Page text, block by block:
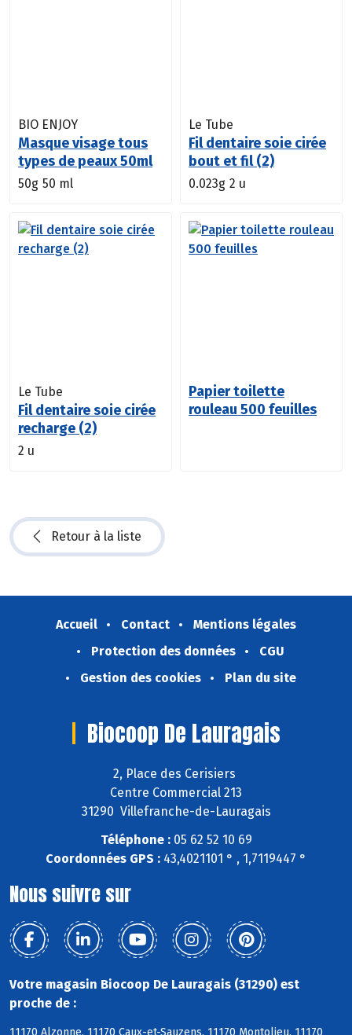
BIO ENJOY
Masque visage tous
types de peaux 50ml
50g 50 ml
Le Tube
Fil dentaire soie cirée
bout et fil (2)
0.023g 2 u
Le Tube
Fil dentaire soie cirée
recharge (2)
2 u
Papier toilette
rouleau 500 feuilles
Retour à la liste
Accueil Contact
Mentions légales
Protection des données
CGU
Gestion des cookies
Plan du site
Biocoop De Lauragais
2, Place des Cerisiers
Centre Commercial 213
31290 Villefranche-de-Lauragais
Téléphone :05 62 52 10 69
Coordonnées GPS : 43,4021101 ° , 1,7119447 °
Nous suivre sur
Votre magasin Biocoop De Lauragais (31290) est
proche de :